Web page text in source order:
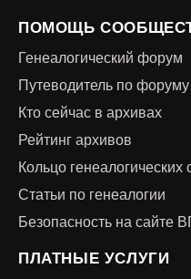
ПОМОЩЬ
Генеалогический форум
Путеводитель по форуму
Кто сейчас в архивах
Рейтинг архивов
Кольцо генеалогических
Статьи по генеалогии
Безопасность на сайте
ПЛАТНЫЕ УСЛУГИ